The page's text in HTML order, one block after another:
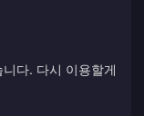
다. 다시 이용할게